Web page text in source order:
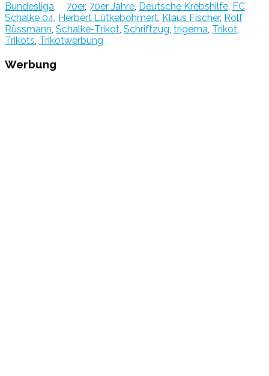
Bundesliga
70er, 70er Jahre, Deutsche Krebshilfe, FC
Schalke 04, Herbert Lütkebohmert, Klaus Fischer, Rolf
Rüssmann, Schalke-Trikot, Schriftzug, trigema, Trikot,
Trikots, Trikotwerbung
Werbung